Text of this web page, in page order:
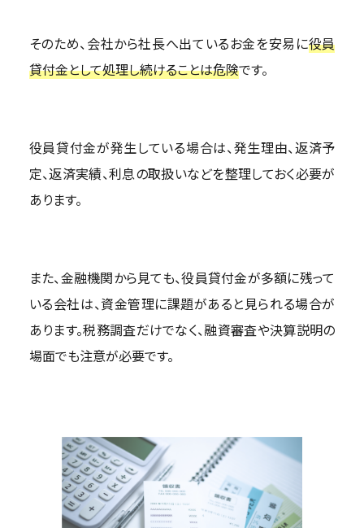
そのため、会社から社長へ出ているお金を安易に役員
貸付金として処理し続けることは危険です。
役員貸付金が発生している場合は、発生理由、返済予
定、返済実績、利息の取扱いなどを整理しておく必要が
あります。
また、金融機関から見ても、役員貸付金が多額に残って
いる会社は、資金管理に課題があると見られる場合が
あります。税務調査だけでなく、融資審査や決算説明の
場面でも注意が必要です。